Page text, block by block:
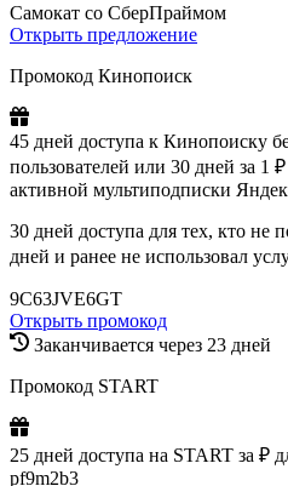
Самокат со СберПраймом
Открыть предложение
Промокод Кинопоиск
45 дней доступа к Кинопоиску
пользователей или 30 дней за 1
активной мультиподписки
30 дней доступа для тех, кто не
дней и ранее не использовал
9C63JVE6GT
Открыть промокод
Заканчивается через 23 дней
Промокод START
25 дней доступа на START за ₽
pf9m2b3